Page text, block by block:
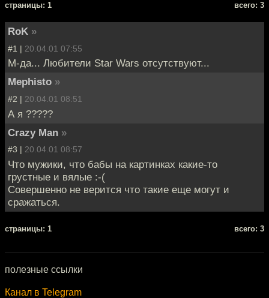
cтраницы: 1 всего: 3
RoK »
#1 | 20.04.01 07:55
М-да... Любители Star Wars отсутствуют...
Mephisto »
#2 | 20.04.01 08:51
А я ?????
Crazy Man »
#3 | 20.04.01 08:57
Что мужики, что бабы на картинках какие-то
грустные и вялые :-(
Совершенно не верится что такие еще могут и
сражаться.
cтраницы: 1 всего: 3
полезные ссылки
Канал в Telegram